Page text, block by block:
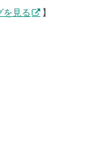
を見る 】